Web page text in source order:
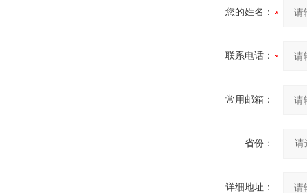
您的姓名：
联系电话：
常用邮箱：
省份：
详细地址：